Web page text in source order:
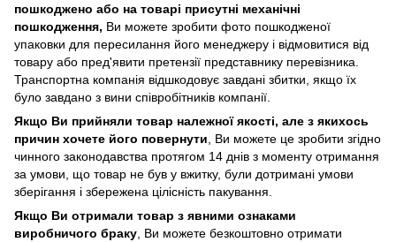
пошкоджено або на товарі присутні механічні
пошкодження, Ви можете зробити фото пошкодженої
упаковки для пересилання його менеджеру і відмовитися від
товару або пред'явити претензії представнику перевізника.
Транспортна компанія відшкодовує завдані збитки, якщо їх
було завдано з вини співробітників компанії.
Якщо Ви прийняли товар належної якості, але з якихось
причин хочете його повернути, Ви можете це зробити згідно
чинного законодавства протягом 14 днів з моменту отримання
за умови, що товар не був у вжитку, були дотримані умови
зберігання і збережена цілісність пакування.
Якщо Ви отримали товар з явними ознаками
виробничого браку, Ви можете безкоштовно отримати